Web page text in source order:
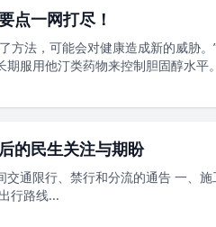
点一网打尽！
方法，可能会对健康造成新的威胁。
服用他汀类药物来控制胆固醇水平。
的民生关注与期盼
通限行、禁行和分流的通告 一、施
行路线...